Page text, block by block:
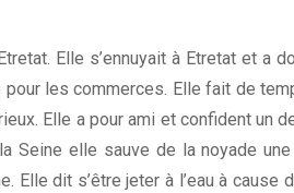
Elle s’ennuyait à Etretat et a
les commerces. Elle fait de
Elle a pour ami et confident un
Seine elle sauve de la noyade
Elle dit s’être jeter à l’eau à cause